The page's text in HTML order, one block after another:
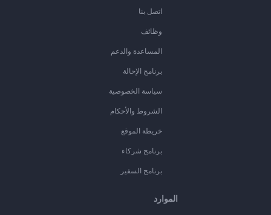
اتصل بنا
وظائف
المساعدة والدعم
برنامج الإحالة
سياسة الخصوصية
الشروط والأحكام
خريطة الموقع
برنامج شركاء
برنامج السفير
الموارد